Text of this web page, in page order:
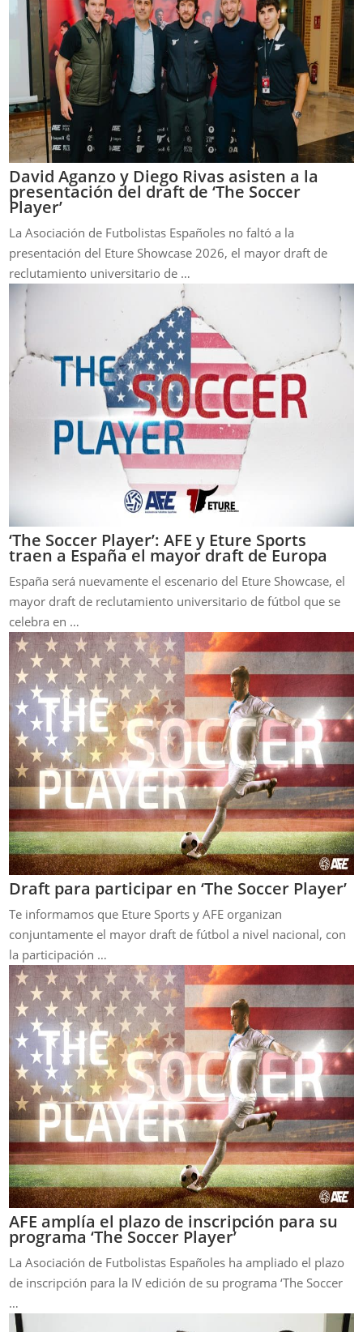
David Aganzo y Diego Rivas asisten a la
presentación del draft de ‘The Soccer
Player’
La Asociación de Futbolistas Españoles no faltó a la
presentación del Eture Showcase 2026, el mayor draft de
reclutamiento universitario de …
‘The Soccer Player’: AFE y Eture Sports
traen a España el mayor draft de Europa
España será nuevamente el escenario del Eture Showcase, el
mayor draft de reclutamiento universitario de fútbol que se
celebra en …
Draft para participar en ‘The Soccer Player’
Te informamos que Eture Sports y AFE organizan
conjuntamente el mayor draft de fútbol a nivel nacional, con
la participación …
AFE amplía el plazo de inscripción para su
programa ‘The Soccer Player’
La Asociación de Futbolistas Españoles ha ampliado el plazo
de inscripción para la IV edición de su programa ‘The Soccer
…